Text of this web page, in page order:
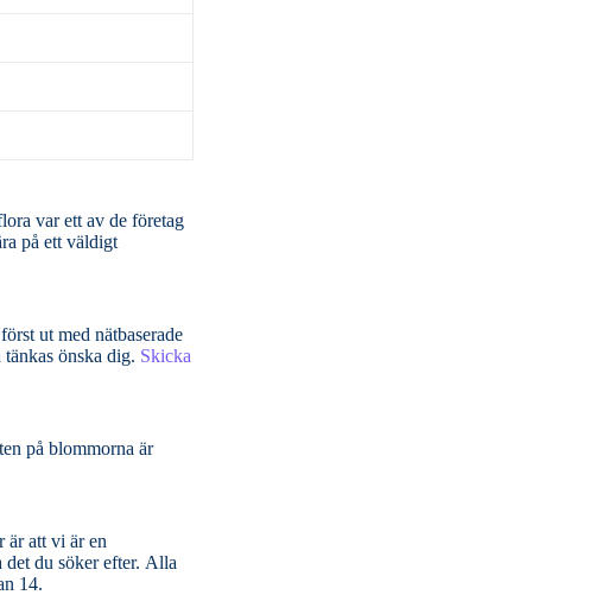
på ett väldigt
önska dig. Skicka
på blommorna är
är att vi är en
söker efter. Alla
14.